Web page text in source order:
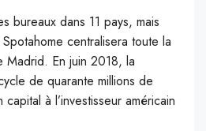
bureaux dans 11 pays, mais
centralisera toute la
En juin 2018, la
de quarante millions de
à l’investisseur américain